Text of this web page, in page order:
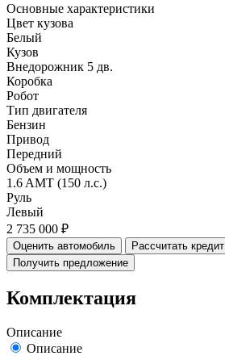
Основные характеристики
Цвет кузова
Белый
Кузов
Внедорожник 5 дв.
Коробка
Робот
Тип двигателя
Бензин
Привод
Передний
Объем и мощность
1.6 AMT (150 л.с.)
Руль
Левый
2 735 000 ₽
Оценить автомобиль
Рассчитать кредит
Получить предложение
Комплектация
Описание
Описание